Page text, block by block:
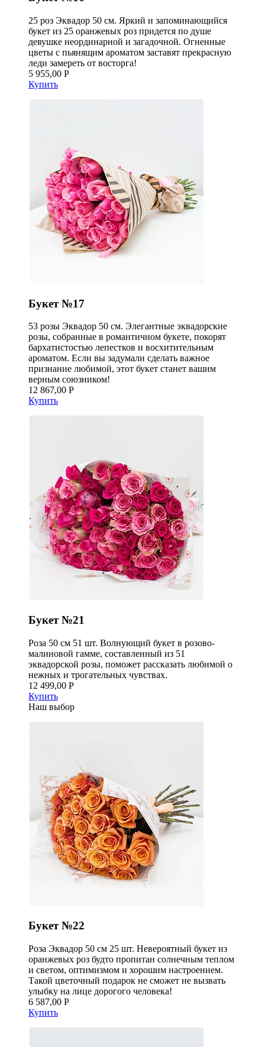
25 роз Эквадор 50 см. Яркий и запоминающийся
букет из 25 оранжевых роз придется по душе
девушке неординарной и загадочной. Огненные
цветы с пьянящим ароматом заставят прекрасную
леди замереть от восторга!
5 955,00 Р
Купить
Букет №17
53 розы Эквадор 50 см. Элегантные эквадорские
розы, собранные в романтичном букете, покорят
бархатистостью лепестков и восхитительным
ароматом. Если вы задумали сделать важное
признание любимой, этот букет станет вашим
верным союзником!
12 867,00 Р
Купить
Букет №21
Роза 50 см 51 шт. Волнующий букет в розово-
малиновой гамме, составленный из 51
эквадорской розы, поможет рассказать любимой о
нежных и трогательных чувствах.
12 499,00 Р
Купить
Наш выбор
Букет №22
Роза Эквадор 50 см 25 шт. Невероятный букет из
оранжевых роз будто пропитан солнечным теплом
и светом, оптимизмом и хорошим настроением.
Такой цветочный подарок не сможет не вызвать
улыбку на лице дорогого человека!
6 587,00 Р
Купить